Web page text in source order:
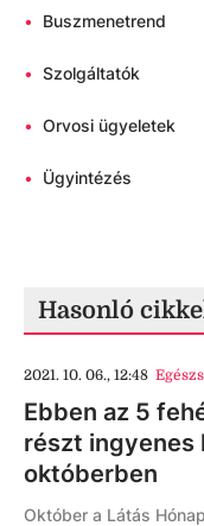
• Buszmenetrend
• Szolgáltatók
• Orvosi ügyeletek
• Ügyintézés
Hasonló
2021. 10. 06., 12:48
Ebben az 5
részt ingyenes
októberben
Október a Látás